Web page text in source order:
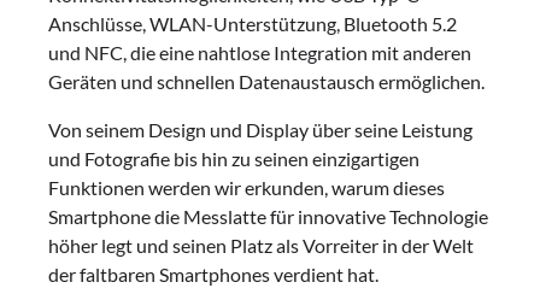
Anschlüsse, WLAN-Unterstützung, Bluetooth 5.2
und NFC, die eine nahtlose Integration mit anderen
Geräten und schnellen Datenaustausch ermöglichen.
Von seinem Design und Display über seine Leistung
und Fotografie bis hin zu seinen einzigartigen
Funktionen werden wir erkunden, warum dieses
Smartphone die Messlatte für innovative Technologie
höher legt und seinen Platz als Vorreiter in der Welt
der faltbaren Smartphones verdient hat.